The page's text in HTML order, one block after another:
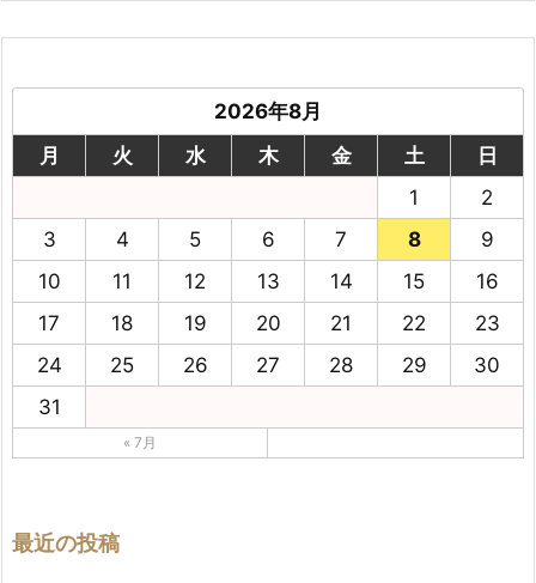
2026年8月
月
火 水 木 金 土
日
1
2
3
4 5 6 7 8
9
10
11 12 13 14 15
16
17
18 19 20 21 22
23
24
25 26 27 28 29
30
31
« 7月
最近の投稿